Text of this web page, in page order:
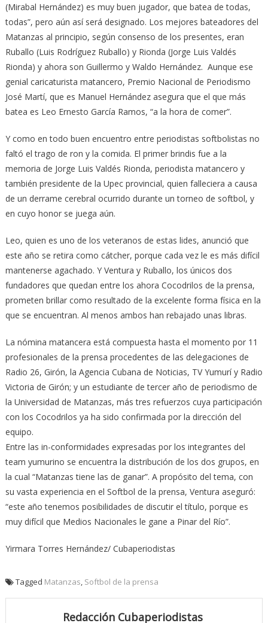
(Mirabal Hernández) es muy buen jugador, que batea de todas,
todas”, pero aún así será designado. Los mejores bateadores del
Matanzas al principio, según consenso de los presentes, eran
Ruballo (Luis Rodríguez Ruballo) y Rionda (Jorge Luis Valdés
Rionda) y ahora son Guillermo y Waldo Hernández. Aunque ese
genial caricaturista matancero, Premio Nacional de Periodismo
José Martí, que es Manuel Hernández asegura que el que más
batea es Leo Ernesto García Ramos, “a la hora de comer”.
Y como en todo buen encuentro entre periodistas softbolistas no
faltó el trago de ron y la comida. El primer brindis fue a la
memoria de Jorge Luis Valdés Rionda, periodista matancero y
también presidente de la Upec provincial, quien falleciera a causa
de un derrame cerebral ocurrido durante un torneo de softbol, y
en cuyo honor se juega aún.
Leo, quien es uno de los veteranos de estas lides, anunció que
este año se retira como cátcher, porque cada vez le es más difícil
mantenerse agachado. Y Ventura y Ruballo, los únicos dos
fundadores que quedan entre los ahora Cocodrilos de la prensa,
prometen brillar como resultado de la excelente forma física en la
que se encuentran. Al menos ambos han rebajado unas libras.
La nómina matancera está compuesta hasta el momento por 11
profesionales de la prensa procedentes de las delegaciones de
Radio 26, Girón, la Agencia Cubana de Noticias, TV Yumurí y Radio
Victoria de Girón; y un estudiante de tercer año de periodismo de
la Universidad de Matanzas, más tres refuerzos cuya participación
con los Cocodrilos ya ha sido confirmada por la dirección del
equipo.
Entre las in-conformidades expresadas por los integrantes del
team yumurino se encuentra la distribución de los dos grupos, en
la cual “Matanzas tiene las de ganar”. A propósito del tema, con
su vasta experiencia en el Softbol de la prensa, Ventura aseguró:
“este año tenemos posibilidades de discutir el título, porque es
muy difícil que Medios Nacionales le gane a Pinar del Río”.
Yirmara Torres Hernández/ Cubaperiodistas
Tagged Matanzas, Softbol de la prensa
Redacción Cubaperiodistas